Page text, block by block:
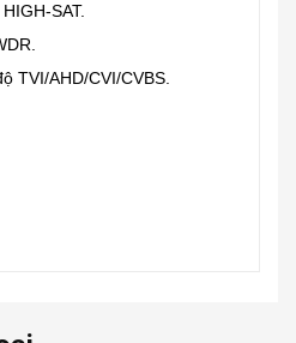
SAT.
TVI/AHD/CVI/CVBS.